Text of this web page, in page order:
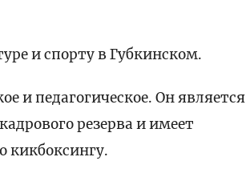
и спорту в Губкинском.
и педагогическое. Он является
резерва и имеет
кикбоксингу.